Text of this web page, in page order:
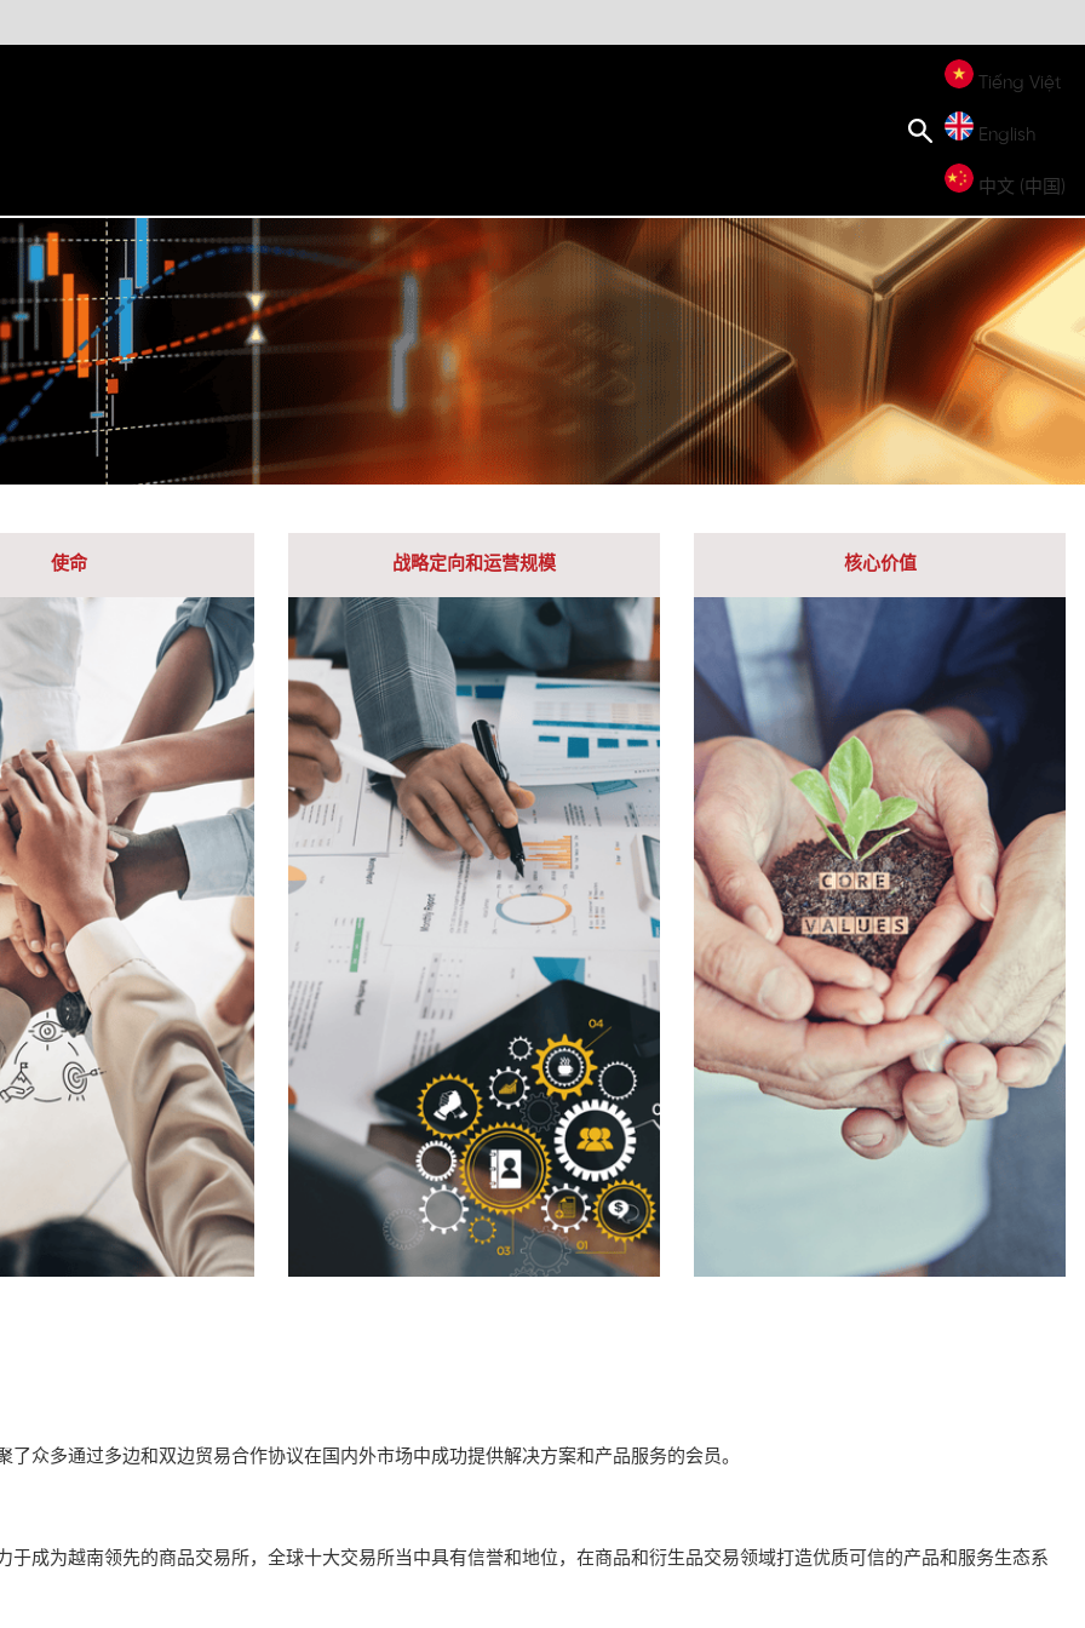
Tiếng Việt
English
中文 (中国)
使命 战略定向和运营规模 核心价值
众多通过多边和双边贸易合作协议在国内外市场中成功提供解决方案和产品服务的会员。
于成为越南领先的商品交易所，全球十大交易所当中具有信誉和地位，在商品和衍生品交易领域打造优质可信的产品和服务生态系